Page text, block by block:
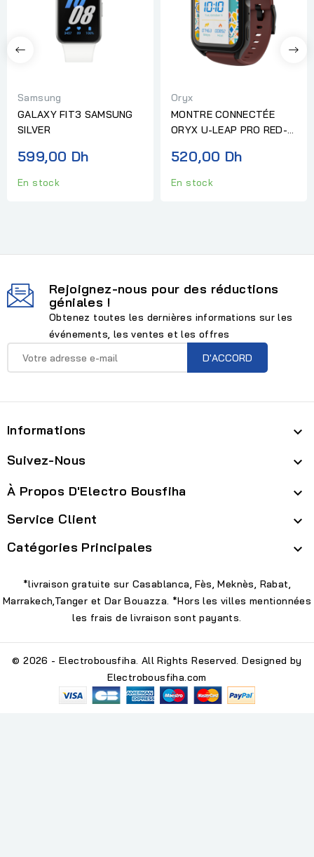
Samsung
GALAXY FIT3 SAMSUNG
SILVER
599,00 Dh
En stock
Oryx
MONTRE CONNECTÉE
ORYX U-LEAP PRO RED-
520,00 Dh
En stock
Rejoignez-nous pour des réductions
géniales !
Obtenez toutes les dernières informations sur les
événements, les ventes et les offres
Informations 
Suivez-Nous 
À Propos D'Electro Bousfiha 
Service Client 
Catégories Principales 
*livraison gratuite sur Casablanca, Fès, Meknès, Rabat,
Marrakech,Tanger et Dar Bouazza. *Hors les villes mentionnées
les frais de livraison sont payants.
© 2026 - Electrobousfiha. All Rights Reserved. Designed by
Electrobousfiha.com